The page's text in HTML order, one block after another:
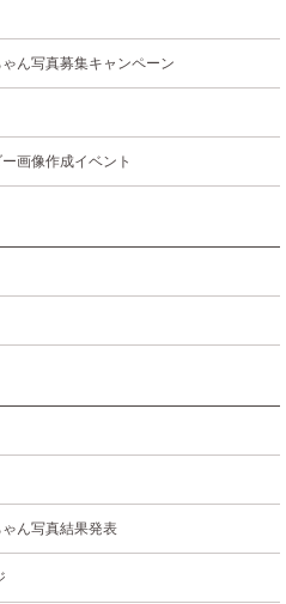
ん写真募集キャンペーン
画像作成イベント
ん写真結果発表